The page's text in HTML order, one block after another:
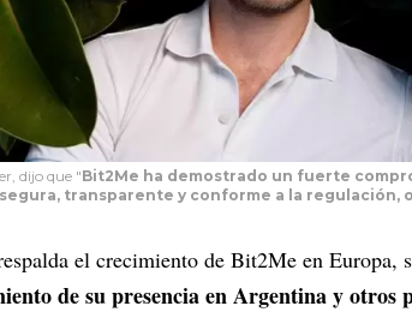
dijo que "Bit2Me ha demostrado un fuerte
transparente y conforme a la regulación,
el crecimiento de Bit2Me en Europa,
de su presencia en Argentina y otros